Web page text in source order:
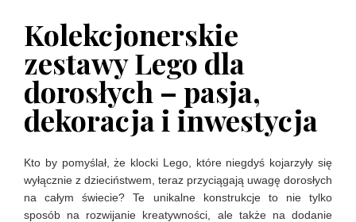
Kolekcjonerskie
zestawy Lego dla
dorosłych – pasja,
dekoracja i inwestycja
Kto by pomyślał, że klocki Lego, które niegdyś kojarzyły się
wyłącznie z dzieciństwem, teraz przyciągają uwagę dorosłych
na całym świecie? Te unikalne konstrukcje to nie tylko
sposób na rozwijanie kreatywności, ale także na dodanie